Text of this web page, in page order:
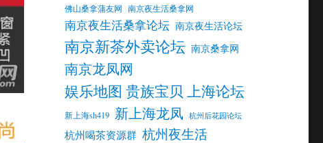
佛山桑拿蒲友网 南京夜生活桑拿网
南京夜生活桑拿论坛 南京夜生活论坛
南京新茶外卖论坛 南京桑拿网
南京龙凤网
娱乐地图 贵族宝贝 上海论坛
新上海sh419 新上海龙凤 杭州后花园论坛
杭州喝茶资源群 杭州夜生活